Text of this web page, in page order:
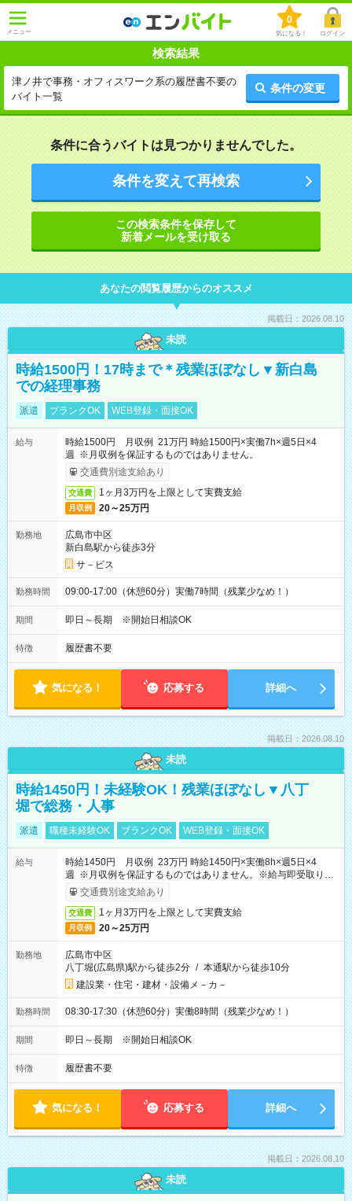
メニュー
0
気になる！ ログイン
検索結果
津ノ井で事務・オフィスワーク系の履歴書不要の
バイト一覧
条件の変更
条件に合うバイトは見つかりませんでした。
条件を変えて再検索
この検索条件を保存して
新着メールを受け取る
あなたの閲覧履歴からのオススメ
掲載日：2026.08.10
未読
時給1500円！17時まで＊残業ほぼなし▼新白島
での経理事務
派遣 ブランクOK WEB登録・面接OK
給与
時給1500円 月収例 21万円 時給1500円×実働7h×週5日×4
週 ※月収例を保証するものではありません。
交通費別途支給あり
交通費 1ヶ月3万円を上限として実費支給
月収例 20～25万円
勤務地
広島市中区
新白島駅から徒歩3分
サ－ビス
勤務時間 09:00-17:00（休憩60分）実働7時間（残業少なめ！）
期間 即日～長期 ※開始日相談OK
特徴 履歴書不要
気になる！ 応募する 詳細へ
掲載日：2026.08.10
未読
時給1450円！未経験OK！残業ほぼなし▼八丁
堀で総務・人事
派遣 職種未経験OK ブランクOK WEB登録・面接OK
給与
時給1450円 月収例 23万円 時給1450円×実働8h×週5日×4
週 ※月収例を保証するものではありません。※給与即受取りサ
ービス利用可（利用条件有）
交通費別途支給あり
交通費 1ヶ月3万円を上限として実費支給
月収例 20～25万円
勤務地
広島市中区
八丁堀(広島県)駅から徒歩2分 / 本通駅から徒歩10分
建設業・住宅・建材・設備メ－カ－
勤務時間 08:30-17:30（休憩60分）実働8時間（残業少なめ！）
期間 即日～長期 ※開始日相談OK
特徴 履歴書不要
気になる！ 応募する 詳細へ
掲載日：2026.08.10
未読